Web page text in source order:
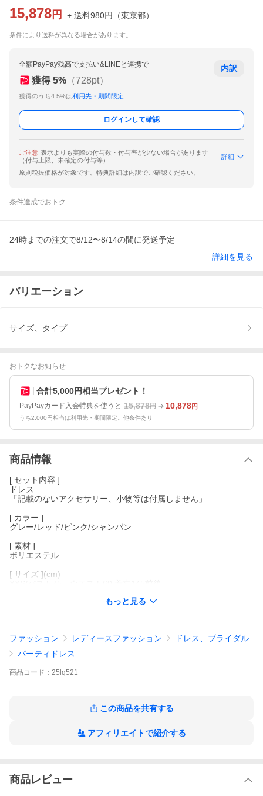
15,878 円 + 送料980円 （東京都）
条件により送料が異なる場合があります。
全額PayPay残高で支払い&LINEと連携で
獲得 5% （728pt）
獲得のうち4.5%は利用先・期間限定
内訳
ログインして確認
ご注意 表示よりも実際の付与数・付与率が少ない場合があります
（付与上限、未確定の付与等）
詳細
原則税抜価格が対象です。特典詳細は内訳でご確認ください。
条件達成でおトク
24時までの注文で8/12〜8/14の間に発送予定
詳細を見る
バリエーション
サイズ、タイプ
おトクなお知らせ
合計5,000円相当プレゼント！
PayPayカード入会特典を使うと 15,878円 10,878円
うち2,000円相当は利用先・期間限定。他条件あり
商品情報
[ セット内容 ]
ドレス
「記載のないアクセサリー、小物等は付属しません」
[ カラー ]
グレー/レッド/ピンク/シャンパン
[ 素材 ]
ポリエステル
[ サイズ ](cm)
S/バスト83 ウエスト67 着丈145前後
3L(2XL)/バスト97 ウエスト80 着丈145前後
4L(3XL)/バスト100 ウエスト84 着丈145前後
※表記寸法と実寸値の多少の誤差はご容赦ください。
パーティードレス レディース ロング 袖あり ドレス 結婚式 お呼ば
ィングドレス ブライズメイド ステージ衣装 カラードレス コンサ
もっと見る
ファッション レディースファッション
ドレス、ブライダル
パーティドレス
商品 コード： 25lq521
この商品を共有する
アフィリエイトで紹介する
商品レビュー